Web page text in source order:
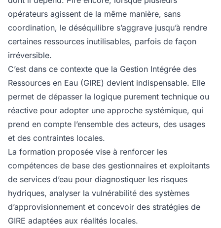
opérateurs agissent de la même manière, sans
coordination, le déséquilibre s’aggrave jusqu’à rendre
certaines ressources inutilisables, parfois de façon
irréversible.
C’est dans ce contexte que la Gestion Intégrée des
Ressources en Eau (GIRE) devient indispensable. Elle
permet de dépasser la logique purement technique ou
réactive pour adopter une approche systémique, qui
prend en compte l’ensemble des acteurs, des usages
et des contraintes locales.
La formation proposée vise à renforcer les
compétences de base des gestionnaires et exploitants
de services d’eau pour diagnostiquer les risques
hydriques, analyser la vulnérabilité des systèmes
d’approvisionnement et concevoir des stratégies de
GIRE adaptées aux réalités locales.